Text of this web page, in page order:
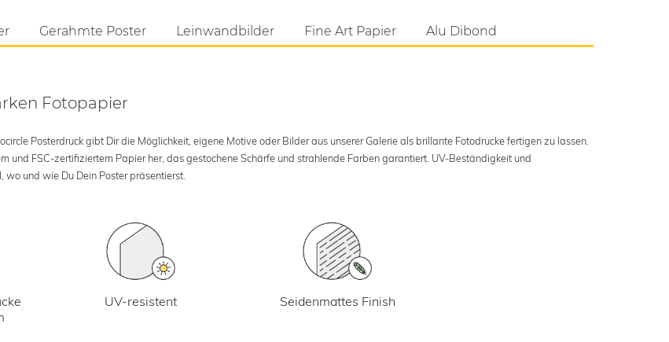
Gerahmte Poster Leinwandbilder Fine Art Papier Alu Dibond
Fotopapier
Posterdruck gibt Dir die Möglichkeit, eigene Motive oder Bilder aus unserer Galerie als brillante Fotodrucke fertigen zu lassen.
und FSC-zertifiziertem Papier her, das gestochene Schärfe und strahlende Farben garantiert. UV-Beständigkeit und
und wie Du Dein Poster präsentierst.
UV-resistent Seidenmattes Finish